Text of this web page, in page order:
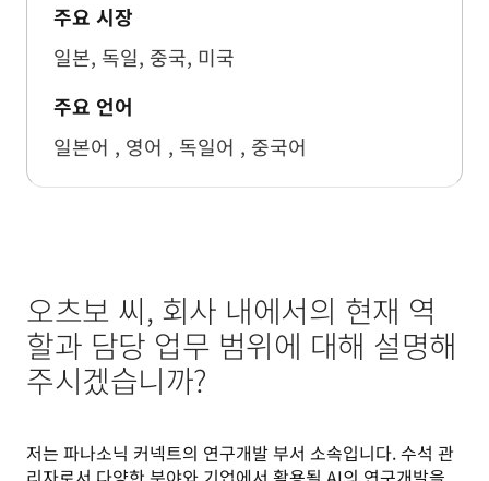
주요 시장
일본, 독일, 중국, 미국
주요 언어
일본어 , 영어 , 독일어 , 중국어
오츠보 씨, 회사 내에서의 현재 역
할과 담당 업무 범위에 대해 설명해
주시겠습니까?
저는 파나소닉 커넥트의 연구개발 부서 소속입니다. 수석 관